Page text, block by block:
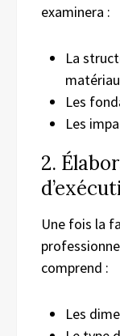
examinera :
La
Les
Les
2.
Une fois la
comprend :
Les